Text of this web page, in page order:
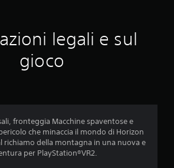
i
i
legali e sul
gioco
fronteggia Macchine spaventose e
che minaccia il mondo di Horizon
richiamo della montagna in una nuova e
per PlayStation®VR2.